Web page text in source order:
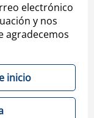
electrónico
y nos
agradecemos
inicio